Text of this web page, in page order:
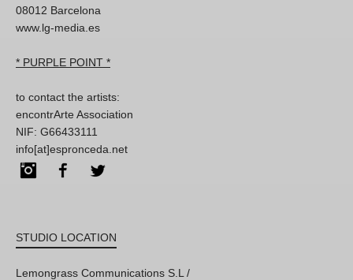
08012 Barcelona
www.lg-media.es
* PURPLE POINT *
to contact the artists:
encontrArte Association
NIF: G66433111
info[at]espronceda.net
InstagramFacebook
STUDIO LOCATION
Lemongrass Communications S.L /